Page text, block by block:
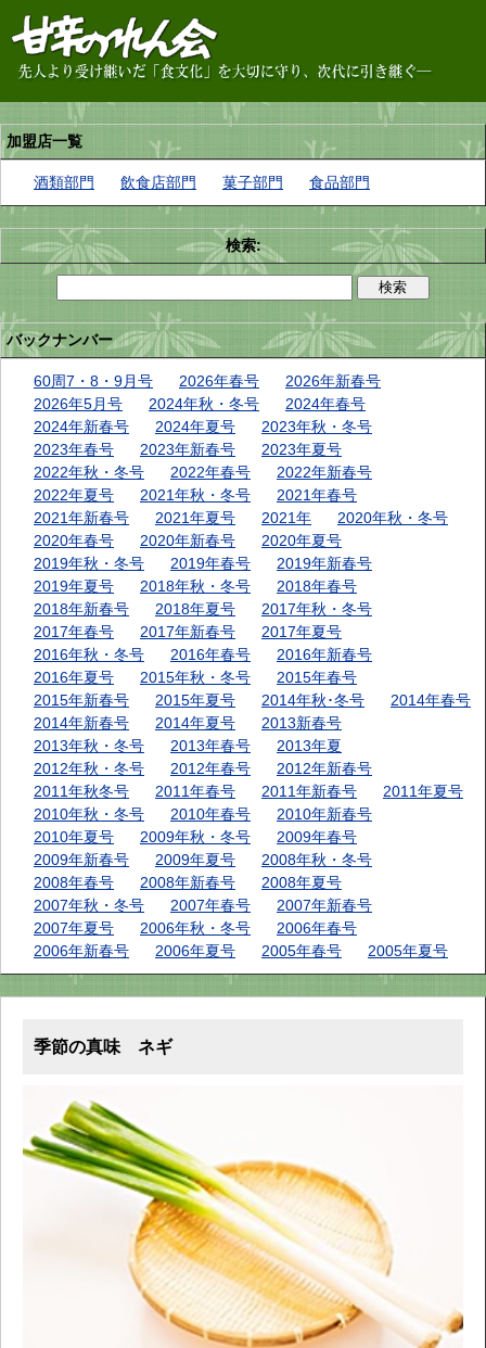
加盟店一覧
酒類部門 飲食店部門 菓子部門 食品部門
検索:
バックナンバー
60周7・8・9月号 2026年春号
2026年新春号
2026年5月号
2024年秋・冬号
2024年春号
2024年新春号
2024年夏号
2023年秋・冬号
2023年春号
2023年新春号
2023年夏号
2022年秋・冬号
2022年春号
2022年新春号
2022年夏号
2021年秋・冬号
2021年春号
2021年新春号
2021年夏号 2021年
2020年秋・冬号
2020年春号
2020年新春号
2020年夏号
2019年秋・冬号
2019年春号
2019年新春号
2019年夏号
2018年秋・冬号
2018年春号
2018年新春号
2018年夏号
2017年秋・冬号
2017年春号
2017年新春号
2017年夏号
2016年秋・冬号
2016年春号
2016年新春号
2016年夏号
2015年秋・冬号
2015年春号
2015年新春号
2015年夏号 2014年秋･冬号
2014年春号
2014年新春号
2014年夏号
2013新春号
2013年秋・冬号
2013年春号
2013年夏
2012年秋・冬号
2012年春号
2012年新春号
2011年秋冬号
2011年春号 2011年新春号
2011年夏号
2010年秋・冬号
2010年春号
2010年新春号
2010年夏号
2009年秋・冬号
2009年春号
2009年新春号
2009年夏号
2008年秋・冬号
2008年春号
2008年新春号
2008年夏号
2007年秋・冬号
2007年春号
2007年新春号
2007年夏号
2006年秋・冬号
2006年春号
2006年新春号
2006年夏号 2005年春号 2005年夏号
季節の真味 ネギ